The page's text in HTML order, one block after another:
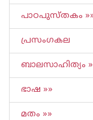
പാഠപുസ്തകം
പ്രസംഗകല
ബാലസാഹിത്യം
ഭാഷ »»
മതം »»